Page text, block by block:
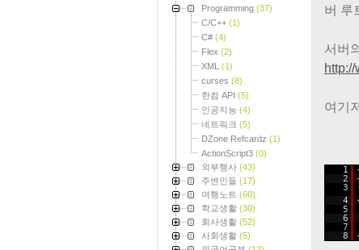
Programming (37)
C/C++ (1)
C# (4)
Flex (2)
XML (1)
curses (8)
한컴 API (5)
인공지능 (4)
네트워크 (5)
DZone Refcardz (1)
ActionScript3 (0)
외부행사 (43)
주변인들 (17)
여행노트 (60)
학교생활 (30)
회사생활 (52)
사회생활 (5)
버 루
서버
여기
1
2
3
4
5
6
7
8